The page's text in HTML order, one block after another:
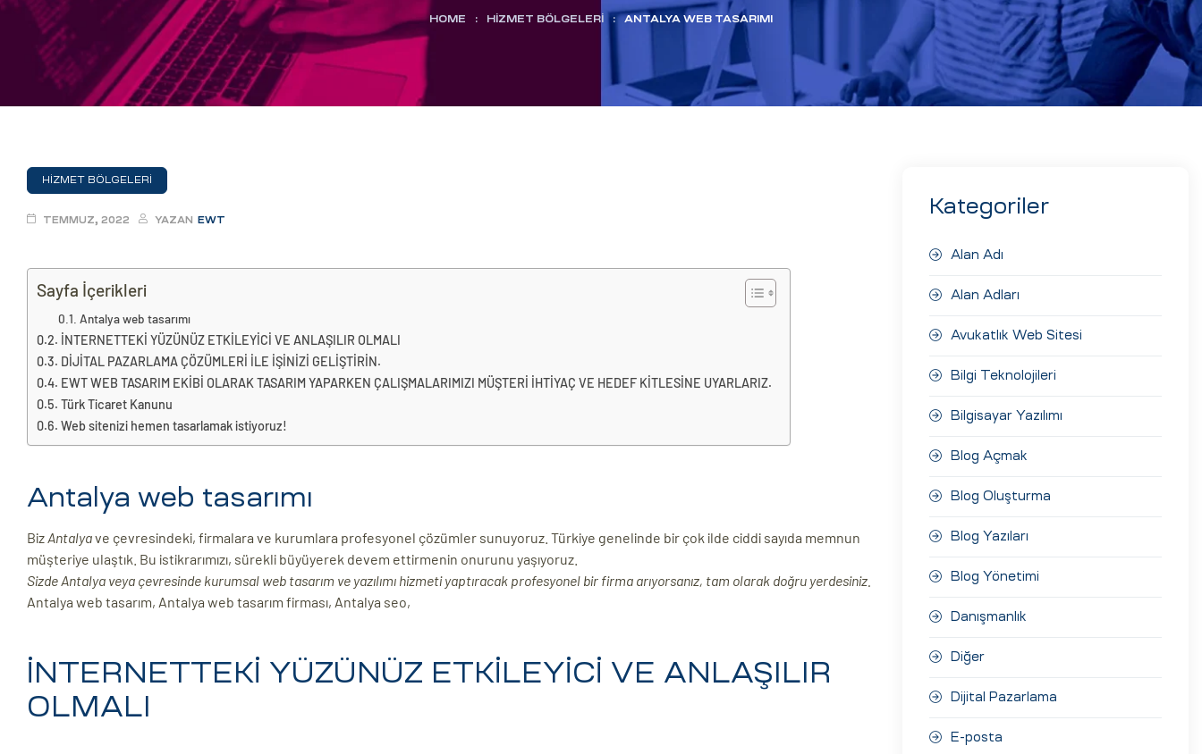
Aday
HOME : HİZMET BÖLGELERİ : ANTALYA WEB TASARIMI
HİZMET BÖLGELERİ
TEMMUZ, 2022 YAZAN EWT
Sayfa İçerikleri
Antalya web tasarımı
İNTERNETTEKİ YÜZÜNÜZ ETKİLEYİCİ VE ANLAŞILIR OLMALI
DİJİTAL PAZARLAMA ÇÖZÜMLERİ İLE İŞİNİZİ GELİŞTİRİN.
EWT WEB TASARIM EKİBİ OLARAK TASARIM YAPARKEN ÇALIŞMALARIMIZI MÜŞTERİ İHTİYAÇ VE HEDEF KİTLESİNE UYARLARIZ.
Türk Ticaret Kanunu
Web sitenizi hemen tasarlamak istiyoruz!
Antalya web tasarımı
BizAntalyave çevresindeki, firmalara ve kurumlara profesyonel çözümler sunuyoruz. Türkiye genelinde bir çok ilde ciddi sayıda memnun
müşteriye ulaştık. Bu istikrarımızı, sürekli büyüyerek devem ettirmenin onurunu yaşıyoruz.
Sizde Antalya veya çevresinde kurumsal web tasarım ve yazılımı hizmeti yaptıracak profesyonel bir firma arıyorsanız, tam olarak doğru yerdesiniz.
Antalya web tasarım, Antalya web tasarım firması, Antalya seo,
İNTERNETTEKİ YÜZÜNÜZ ETKİLEYİCİ VE ANLAŞILIR
OLMALI
Kategoriler
Alan Adı
Alan Adları
Avukatlık Web Sitesi
Bilgi Teknolojileri
Bilgisayar Yazılımı
Blog Açmak
Blog Oluşturma
Blog Yazıları
Blog Yönetimi
Danışmanlık
Diğer
Dijital Pazarlama
E-posta